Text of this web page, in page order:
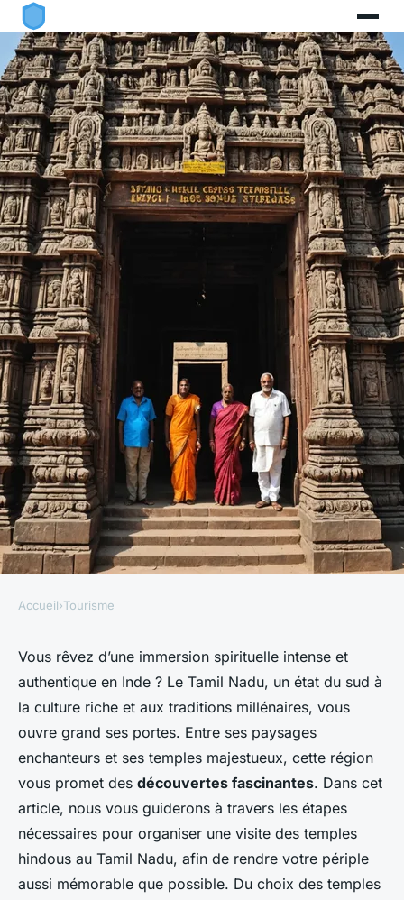
Comment organiser une visite
des temples hindous au Tamil
Nadu, Inde ?
Victor•11 septembre 2024•7 min de lecture
Accueil›Tourisme
Vous rêvez d’une immersion spirituelle intense et
authentique en Inde ? Le Tamil Nadu, un état du sud à
la culture riche et aux traditions millénaires, vous
ouvre grand ses portes. Entre ses paysages
enchanteurs et ses temples majestueux, cette région
vous promet des découvertes fascinantes. Dans cet
article, nous vous guiderons à travers les étapes
nécessaires pour organiser une visite des temples
hindous au Tamil Nadu, afin de rendre votre périple
aussi mémorable que possible. Du choix des temples